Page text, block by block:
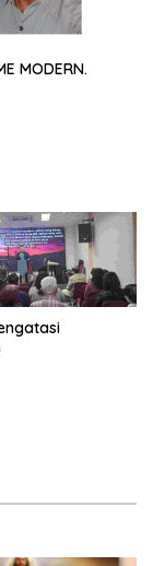
MODERN.